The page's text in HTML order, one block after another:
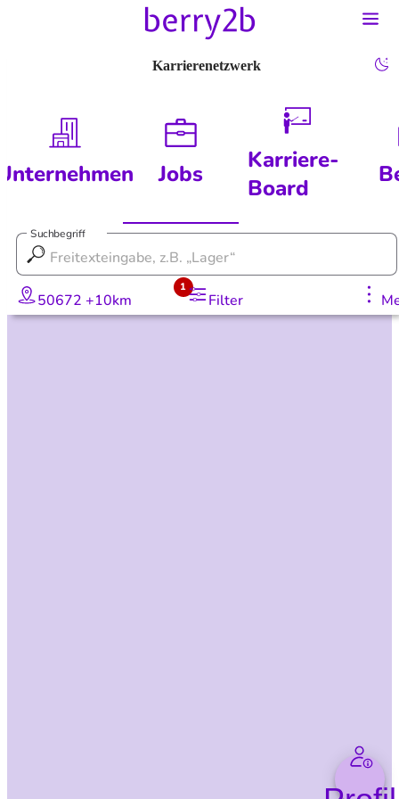
Karrierenetzwerk
Jobs
Karriere-
Board
Suchbegriff
50672 +10km Filter
1